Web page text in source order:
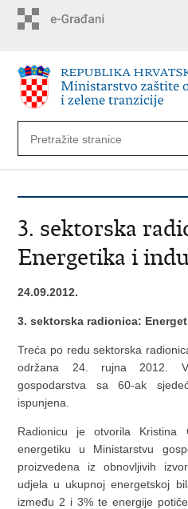
3. sektorska
Energetika i
24.09.2012.
3. sektorska radionica:
Treća po redu sektorska
održana 24. rujna 2012.
gospodarstva sa 60-ak
ispunjena.
Radionicu je otvorila Kristina
energetiku u Ministarstvu
proizvedena iz obnovljivih
udjela u ukupnoj energetskoj
između 2 i 3% te energije